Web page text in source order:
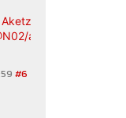
etxea (argazki
albums/
#6